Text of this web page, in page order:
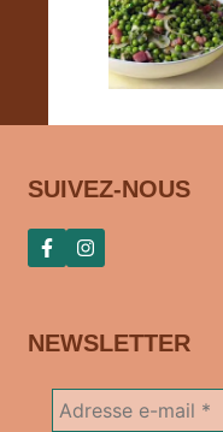
SUIVEZ-NOUS
NEWSLETTER